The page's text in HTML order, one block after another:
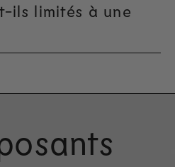
ils limités à une